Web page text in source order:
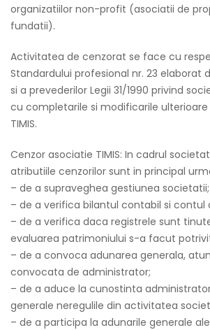
organizatiilor non-profit (asociatii de
fundatii).
Activitatea de cenzorat se face cu
Standardului profesional nr. 23 elaborat
si a prevederilor Legii 31/1990 privind
cu completarile si modificarile
TIMIS.
Cenzor asociatie TIMIS: In cadrul
atributiile cenzorilor sunt in principal
– de a supraveghea gestiunea societatii;
– de a verifica bilantul contabil si contul
– de a verifica daca registrele sunt
evaluarea patrimoniului s-a facut
– de a convoca adunarea generala,
convocata de administrator;
– de a aduce la cunostinta
generale neregulile din activitatea
– de a participa la adunarile generale